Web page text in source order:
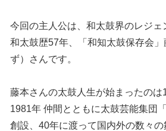
今回の主人公は、和太鼓界のレジェ
和太鼓歴57年、「和知太鼓保存会
ず）さんです。
藤本さんの太鼓人生が始まったのは
1981年 仲間とともに太鼓芸能集団
創設、40年に渡って国内外の数々